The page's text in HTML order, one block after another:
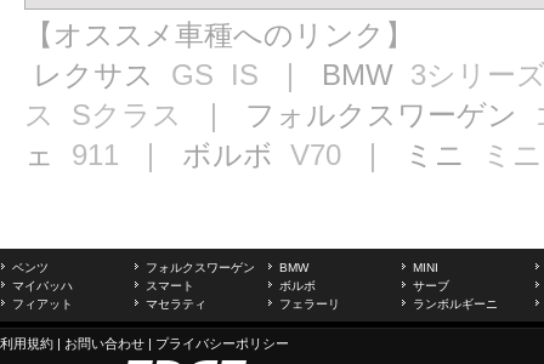
【オススメ車種へのリンク】
レクサス GS IS ｜ BMW 3シリー
ス
Sクラス ｜ フォルクスワーゲン
ェ 911 ｜ ボルボ V70 ｜ ミニ ミニ
ベンツ フォルクスワーゲン BMW
MINI
マイバッハ
スマート ボルボ
サーブ
フィアット
マセラティ フェラーリ ランボルギーニ
利用規約 | お問い合わせ | プライバシーポリシー